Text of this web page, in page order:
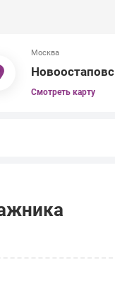
Москва
Смотреть карту